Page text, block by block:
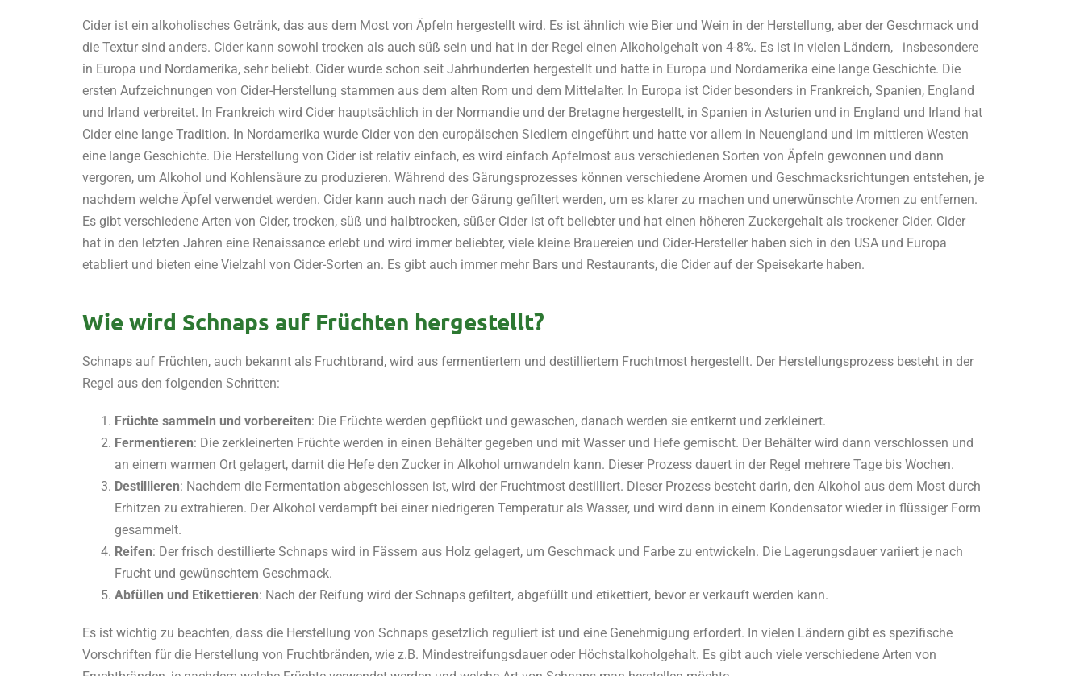
Cider ist ein alkoholisches Getränk, das aus dem Most von Äpfeln hergestellt wird. Es ist ähnlich wie Bier und Wein in der Herstellung, aber der Geschmack und
die Textur sind anders. Cider kann sowohl trocken als auch süß sein und hat in der Regel einen Alkoholgehalt von 4-8%. Es ist in vielen Ländern, insbesondere
in Europa und Nordamerika, sehr beliebt. Cider wurde schon seit Jahrhunderten hergestellt und hatte in Europa und Nordamerika eine lange Geschichte. Die
ersten Aufzeichnungen von Cider-Herstellung stammen aus dem alten Rom und dem Mittelalter. In Europa ist Cider besonders in Frankreich, Spanien, England
und Irland verbreitet. In Frankreich wird Cider hauptsächlich in der Normandie und der Bretagne hergestellt, in Spanien in Asturien und in England und Irland hat
Cider eine lange Tradition. In Nordamerika wurde Cider von den europäischen Siedlern eingeführt und hatte vor allem in Neuengland und im mittleren Westen
eine lange Geschichte. Die Herstellung von Cider ist relativ einfach, es wird einfach Apfelmost aus verschiedenen Sorten von Äpfeln gewonnen und dann
vergoren, um Alkohol und Kohlensäure zu produzieren. Während des Gärungsprozesses können verschiedene Aromen und Geschmacksrichtungen entstehen, je
nachdem welche Äpfel verwendet werden. Cider kann auch nach der Gärung gefiltert werden, um es klarer zu machen und unerwünschte Aromen zu entfernen.
Es gibt verschiedene Arten von Cider, trocken, süß und halbtrocken, süßer Cider ist oft beliebter und hat einen höheren Zuckergehalt als trockener Cider. Cider
hat in den letzten Jahren eine Renaissance erlebt und wird immer beliebter, viele kleine Brauereien und Cider-Hersteller haben sich in den USA und Europa
etabliert und bieten eine Vielzahl von Cider-Sorten an. Es gibt auch immer mehr Bars und Restaurants, die Cider auf der Speisekarte haben.
Wie wird Schnaps auf Früchten hergestellt?
Schnaps auf Früchten, auch bekannt als Fruchtbrand, wird aus fermentiertem und destilliertem Fruchtmost hergestellt. Der Herstellungsprozess besteht in der
Regel aus den folgenden Schritten:
Früchte sammeln und vorbereiten: Die Früchte werden gepflückt und gewaschen, danach werden sie entkernt und zerkleinert.
Fermentieren: Die zerkleinerten Früchte werden in einen Behälter gegeben und mit Wasser und Hefe gemischt. Der Behälter wird dann verschlossen und
an einem warmen Ort gelagert, damit die Hefe den Zucker in Alkohol umwandeln kann. Dieser Prozess dauert in der Regel mehrere Tage bis Wochen.
Destillieren: Nachdem die Fermentation abgeschlossen ist, wird der Fruchtmost destilliert. Dieser Prozess besteht darin, den Alkohol aus dem Most durch
Erhitzen zu extrahieren. Der Alkohol verdampft bei einer niedrigeren Temperatur als Wasser, und wird dann in einem Kondensator wieder in flüssiger Form
gesammelt.
Reifen: Der frisch destillierte Schnaps wird in Fässern aus Holz gelagert, um Geschmack und Farbe zu entwickeln. Die Lagerungsdauer variiert je nach
Frucht und gewünschtem Geschmack.
Abfüllen und Etikettieren: Nach der Reifung wird der Schnaps gefiltert, abgefüllt und etikettiert, bevor er verkauft werden kann.
Es ist wichtig zu beachten, dass die Herstellung von Schnaps gesetzlich reguliert ist und eine Genehmigung erfordert. In vielen Ländern gibt es spezifische
Vorschriften für die Herstellung von Fruchtbränden, wie z.B. Mindestreifungsdauer oder Höchstalkoholgehalt. Es gibt auch viele verschiedene Arten von